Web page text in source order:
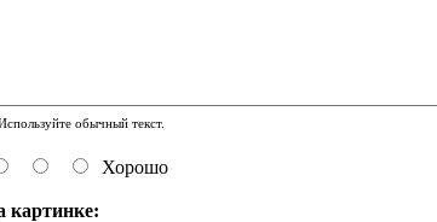
обычный текст.
Хорошо
картинке: